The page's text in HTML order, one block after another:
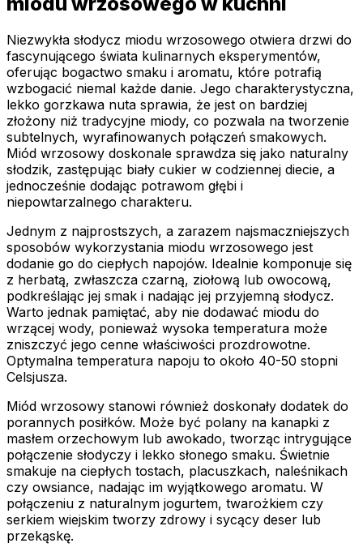
Niezwykła słodycz miodu wrzosowego otwiera drzwi do
fascynującego świata kulinarnych eksperymentów,
oferując bogactwo smaku i aromatu, które potrafią
wzbogacić niemal każde danie. Jego charakterystyczna,
lekko gorzkawa nuta sprawia, że jest on bardziej
złożony niż tradycyjne miody, co pozwala na tworzenie
subtelnych, wyrafinowanych połączeń smakowych.
Miód wrzosowy doskonale sprawdza się jako naturalny
słodzik, zastępując biały cukier w codziennej diecie, a
jednocześnie dodając potrawom głębi i
niepowtarzalnego charakteru.
Jednym z najprostszych, a zarazem najsmaczniejszych
sposobów wykorzystania miodu wrzosowego jest
dodanie go do ciepłych napojów. Idealnie komponuje się
z herbatą, zwłaszcza czarną, ziołową lub owocową,
podkreślając jej smak i nadając jej przyjemną słodycz.
Warto jednak pamiętać, aby nie dodawać miodu do
wrzącej wody, ponieważ wysoka temperatura może
zniszczyć jego cenne właściwości prozdrowotne.
Optymalna temperatura napoju to około 40-50 stopni
Celsjusza.
Miód wrzosowy stanowi również doskonały dodatek do
porannych posiłków. Może być polany na kanapki z
masłem orzechowym lub awokado, tworząc intrygujące
połączenie słodyczy i lekko słonego smaku. Świetnie
smakuje na ciepłych tostach, placuszkach, naleśnikach
czy owsiance, nadając im wyjątkowego aromatu. W
połączeniu z naturalnym jogurtem, twarożkiem czy
serkiem wiejskim tworzy zdrowy i sycący deser lub
przekąskę.